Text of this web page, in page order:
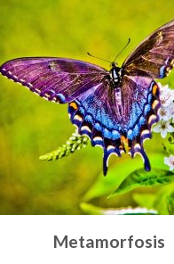
Metamorfosis